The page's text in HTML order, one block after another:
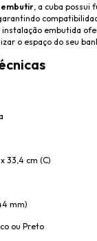
embutir , a cuba possui
instalação embutida
o espaço do seu
33,4 cm (C)
mm)
ou Preto